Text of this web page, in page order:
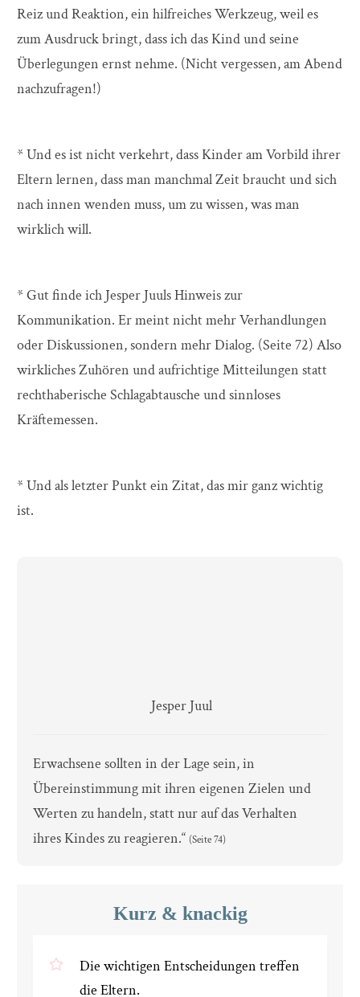
Reiz und Reaktion, ein hilfreiches Werkzeug, weil es
zum Ausdruck bringt, dass ich das Kind und seine
Überlegungen ernst nehme. (Nicht vergessen, am Abend
nachzufragen!)
* Und es ist nicht verkehrt, dass Kinder am Vorbild ihrer
Eltern lernen, dass man manchmal Zeit braucht und sich
nach innen wenden muss, um zu wissen, was man
wirklich will.
* Gut finde ich Jesper Juuls Hinweis zur
Kommunikation. Er meint nicht mehr Verhandlungen
oder Diskussionen, sondern mehr Dialog. (Seite 72) Also
wirkliches Zuhören und aufrichtige Mitteilungen statt
rechthaberische Schlagabtausche und sinnloses
Kräftemessen.
* Und als letzter Punkt ein Zitat, das mir ganz wichtig
ist.
Jesper Juul
Erwachsene sollten in der Lage sein, in
Übereinstimmung mit ihren eigenen Zielen und
Werten zu handeln, statt nur auf das Verhalten
ihres Kindes zu reagieren.“ (Seite 74)
Kurz & knackig
Die wichtigen Entscheidungen treffen
die Eltern.